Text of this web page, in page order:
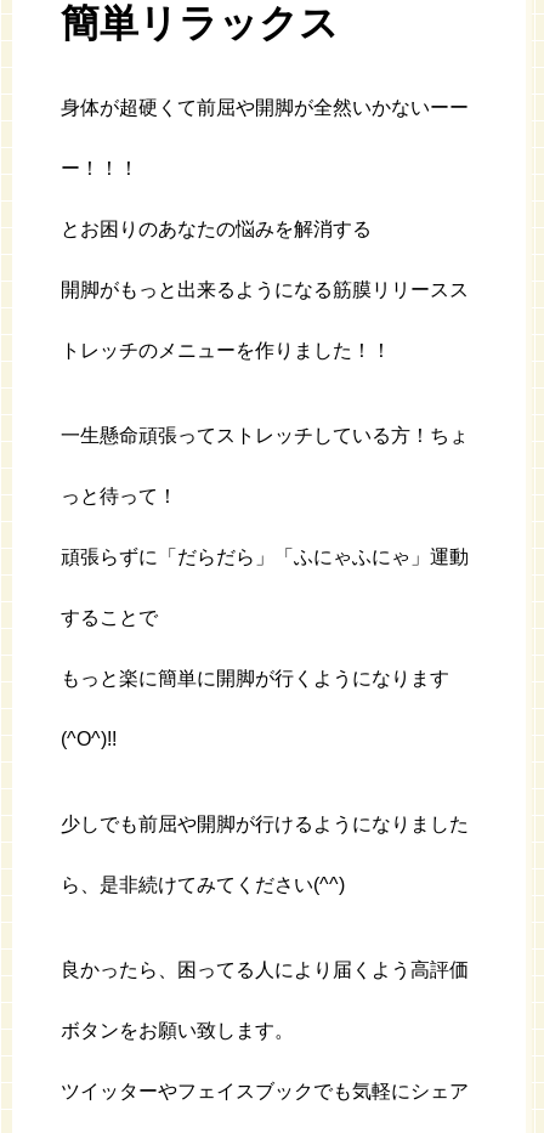
簡単リラックス
身体が超硬くて前屈や開脚が全然いかないーー
ー！！！
とお困りのあなたの悩みを解消する
開脚がもっと出来るようになる筋膜リリースス
トレッチのメニューを作りました！！
一生懸命頑張ってストレッチしている方！ちょ
っと待って！
頑張らずに「だらだら」「ふにゃふにゃ」運動
することで
もっと楽に簡単に開脚が行くようになります
(^O^)!!
少しでも前屈や開脚が行けるようになりました
ら、是非続けてみてください(^^)
良かったら、困ってる人により届くよう高評価
ボタンをお願い致します。
ツイッターやフェイスブックでも気軽にシェア